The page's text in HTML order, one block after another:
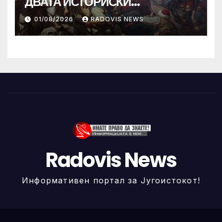
ИЛИНДЕНА!
01/08/2026 RADOVIS NEWS
Radovis News
Информативен портал за Југоистокот!